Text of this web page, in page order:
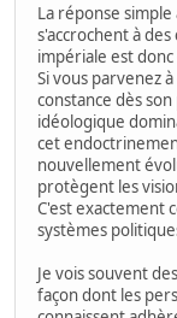
La réponse
s'accrochent à
impériale est
Si vous parvenez
constance dès
idéologique
cet
nouvellement
protègent les
C'est exactement
systèmes
Je vois souvent
façon dont les